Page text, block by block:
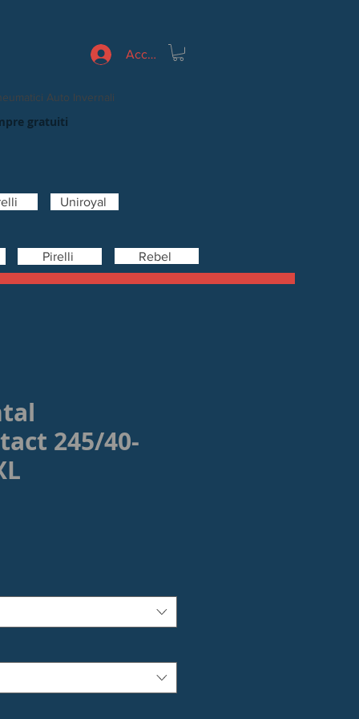
Accedi
Auto Invernali
gratuiti
Uniroyal
Pirelli Rebel
245/40-